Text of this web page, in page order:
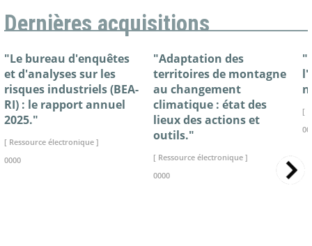
Dernières acquisitions
"Le bureau d'enquêtes
et d'analyses sur les
risques industriels (BEA-
RI) : le rapport annuel
2025."
[ Ressource électronique ]
0000
"Adaptation des
territoires de montagne
au changement
climatique : état des
lieux des actions et
outils."
[ Ressource électronique ]
0000
[